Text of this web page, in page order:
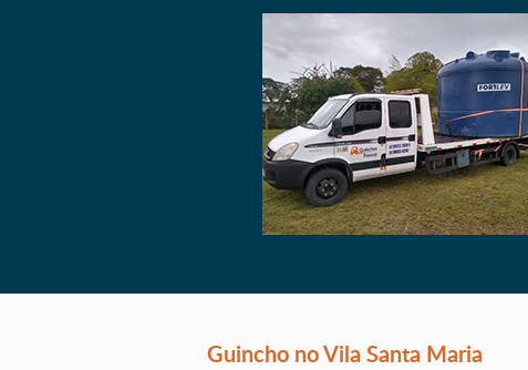
Guincho no Vila Santa Maria